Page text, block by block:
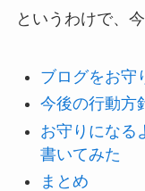
というわけで、
ブログをお守
今後の行動方
お守りになる
書いてみた
まとめ